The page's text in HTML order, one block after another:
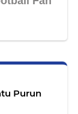
Purun